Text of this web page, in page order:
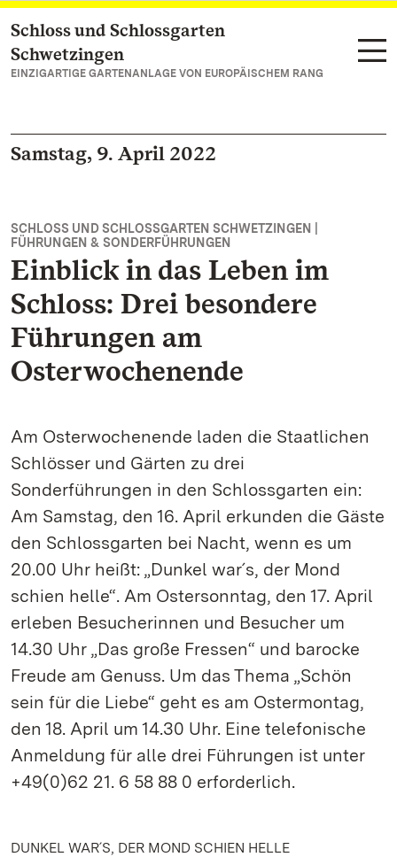
Zum Hauptinhalt springen
Schloss und Schlossgarten
Schwetzingen
EINZIGARTIGE GARTENANLAGE VON EUROPÄISCHEM RANG
Samstag, 9. April 2022
SCHLOSS UND SCHLOSSGARTEN SCHWETZINGEN |
FÜHRUNGEN & SONDERFÜHRUNGEN
Einblick in das Leben im
Schloss: Drei besondere
Führungen am
Osterwochenende
Am Osterwochenende laden die Staatlichen
Schlösser und Gärten zu drei
Sonderführungen in den Schlossgarten ein:
Am Samstag, den 16. April erkunden die Gäste
den Schlossgarten bei Nacht, wenn es um
20.00 Uhr heißt: „Dunkel war´s, der Mond
schien helle“. Am Ostersonntag, den 17. April
erleben Besucherinnen und Besucher um
14.30 Uhr „Das große Fressen“ und barocke
Freude am Genuss. Um das Thema „Schön
sein für die Liebe“ geht es am Ostermontag,
den 18. April um 14.30 Uhr. Eine telefonische
Anmeldung für alle drei Führungen ist unter
+49(0)62 21. 6 58 88 0 erforderlich.
DUNKEL WAR´S, DER MOND SCHIEN HELLE